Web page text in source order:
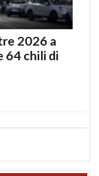
2026 a
64 chili di